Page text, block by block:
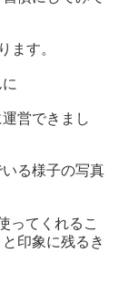
ます。
営できまし
る様子の写真
ってくれるこ
印象に残るき